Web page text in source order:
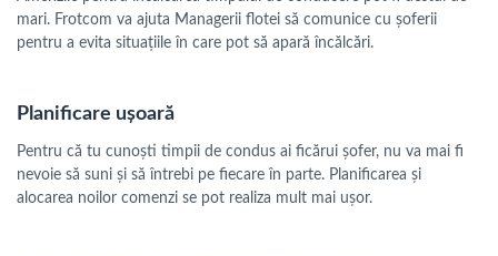
mari. Frotcom va ajuta Managerii flotei să comunice cu șoferii
pentru a evita situațiile în care pot să apară încălcări.
Planificare ușoară
Pentru că tu cunoști timpii de condus ai ficărui șofer, nu va mai fi
nevoie să suni și să întrebi pe fiecare în parte. Planificarea și
alocarea noilor comenzi se pot realiza mult mai ușor.